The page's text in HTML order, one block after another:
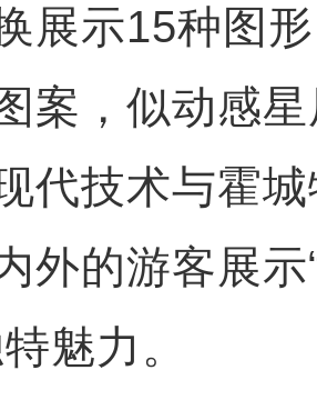
展示15种图
案，似动感
代技术与霍
外的游客展
魅力。